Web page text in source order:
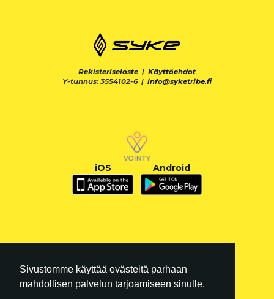
Sivustomme käyttää evästeitä parhaan
mahdollisen palvelun tarjoamiseen sinulle.
Rekisteriseloste | Käyttöehdot
Y-tunnus: 3554102-6 | info@syketribe.fi
iOS Android